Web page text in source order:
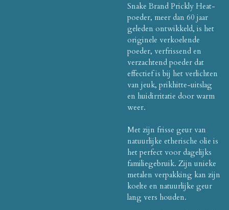
Snake Brand Prickly Heat-
poeder, meer dan 60 jaar
geleden ontwikkeld, is het
originele verkoelende
poeder, verfrissend en
verzachtend poeder dat
effectief is bij het verlichten
van jeuk, prikhitte-uitslag
en huidirritatie door warm
weer.
Met zijn frisse geur van
natuurlijke etherische olie is
het perfect voor dagelijks
familiegebruik. Zijn unieke
metalen verpakking kan zijn
koelte en natuurlijke geur
lang vers houden.